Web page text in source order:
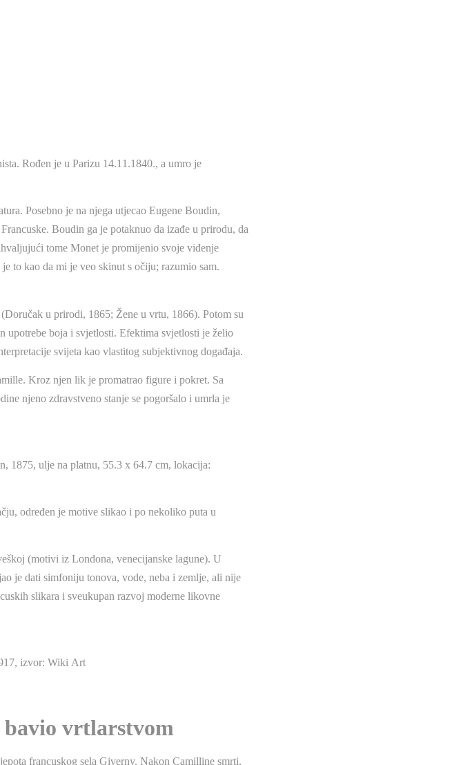
Rođen je u Parizu 14.11.1840., a umro je
Posebno je na njega utjecao Eugene Boudin,
Boudin ga je potaknuo da izađe u prirodu, da
tome Monet je promijenio svoje viđenje
to kao da mi je veo skinut s očiju; razumio sam.
u prirodi, 1865; Žene u vrtu, 1866). Potom su
upotrebe boja i svjetlosti. Efektima svjetlosti je želio
svijeta kao vlastitog subjektivnog događaja.
Kroz njen lik je promatrao figure i pokret. Sa
njeno zdravstveno stanje se pogoršalo i umrla je
1875, ulje na platnu, 55.3 x 64.7 cm, lokacija:
određen je motive slikao i po nekoliko puta u
(motivi iz Londona, venecijanske lagune). U
je dati simfoniju tonova, vode, neba i zemlje, ali nije
slikara i sveukupan razvoj moderne likovne
izvor: Wiki Art
bavio vrtlarstvom
francuskog sela Giverny. Nakon Camilline smrti,